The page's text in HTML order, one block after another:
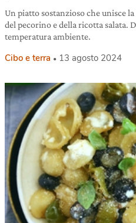
Un piatto sostanzioso che unisce
del pecorino e della ricotta salata.
temperatura ambiente.
Cibo e terra 13 agosto 2024